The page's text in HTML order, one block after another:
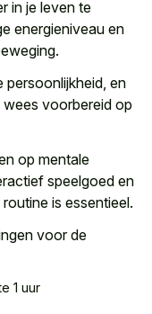
in je leven te
energieniveau en
persoonlijkheid, en
wees voorbereid op
op mentale
speelgoed en
routineis essentieel.
voor de
1 uur